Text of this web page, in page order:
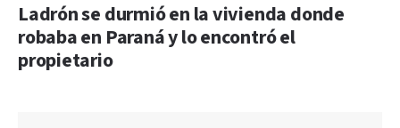
Ladrón se durmió en la vivienda donde
robaba en Paraná y lo encontró el
propietario